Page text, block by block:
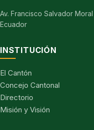
Av. Francisco Salvador
Ecuador
INSTITUCIÓN
El Cantón
Concejo Cantonal
Directorio
Misión y Visión